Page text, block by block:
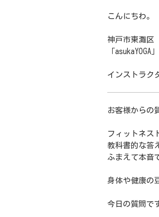
こんにちわ。
神戸市東灘区
「asukaYOGA」
インストラク
お客様からの
フィットネス
教科書的な答
ふまえて本音
身体や健康の
今日の質問で